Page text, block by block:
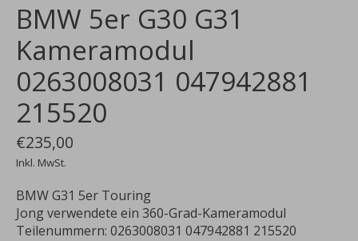
BMW 5er G30 G31
Kameramodul
0263008031 047942881
215520
€235,00
Inkl. MwSt.
BMW G31 5er Touring
Jong verwendete ein 360-Grad-Kameramodul
Teilenummern: 0263008031 047942881 215520